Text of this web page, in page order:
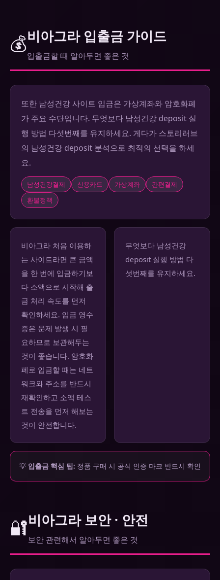
💰비아그라 입출금 가이드
입출금할 때 알아두면 좋은 것
또한 남성건강 사이트 입금은 가상계좌와 암호화폐
가 주요 수단입니다. 무엇보다 남성건강 deposit 실
행 방법 다섯번째를 유지하세요. 게다가 스토리러브
의 남성건강 deposit 분석으로 최적의 선택을 하세
요.
남성건강결제 신용카드 가상계좌
간편결제
환불정책
비아그라 처음 이용하
는 사이트라면 큰 금액
을 한 번에 입금하기보
다 소액으로 시작해 출
금 처리 속도를 먼저
확인하세요. 입금 영수
증은 문제 발생 시 필
요하므로 보관해두는
것이 좋습니다. 암호화
폐로 입금할 때는 네트
워크와 주소를 반드시
재확인하고 소액 테스
트 전송을 먼저 해보는
것이 안전합니다.
무엇보다 남성건강
deposit 실행 방법 다
섯번째를 유지하세요.
💡 입출금 핵심 팁: 정품 구매 시 공식 인증 마크 반드시 확인
🔐비아그라 보안 · 안전
보안 관련해서 알아두면 좋은 것